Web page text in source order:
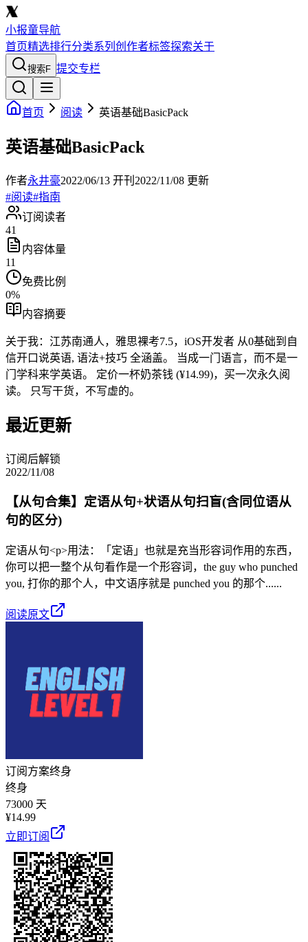
小报童导航
首页精选排行分类系列 创作者标签探索关于
搜索F 提交专栏
首页 阅读 英语基础BasicPack
英语基础BasicPack
作者永井豪2022/06/13 开刊 2022/11/08 更新
#阅读#指南
订阅读者
41
内容体量
11
免费比例
0%
内容摘要
关于我：江苏南通人，雅思裸考7.5，iOS开发者 从0基础到自
信开口说英语, 语法+技巧 全涵盖。 当成一门语言，而不是一
门学科来学英语。 定价一杯奶茶钱 (¥14.99)，买一次永久阅
读。 只写干货，不写虚的。
最近更新
订阅后解锁
2022/11/08
【从句合集】定语从句+状语从句扫盲(含同位语从
句的区分)
定语从句<p>用法：「定语」也就是充当形容词作用的东西，
你可以把一整个从句看作是一个形容词，the guy who punched
you, 打你的那个人，中文语序就是 punched you 的那个......
阅读原文
订阅方案终身
终身
73000 天
¥14.99
立即订阅